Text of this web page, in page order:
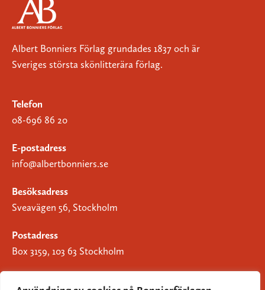
Albert Bonniers Förlag grundades 1837 och är
Sveriges största skönlitterära förlag.
Telefon
08-696 86 20
E-postadress
info@albertbonniers.se
Besöksadress
Sveavägen 56, Stockholm
Postadress
Box 3159, 103 63 Stockholm